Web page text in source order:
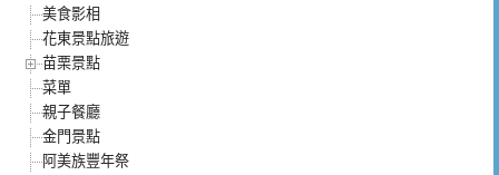
美食影相
花東景點旅遊
苗栗景點
菜單
親子餐廳
金門景點
阿美族豐年祭